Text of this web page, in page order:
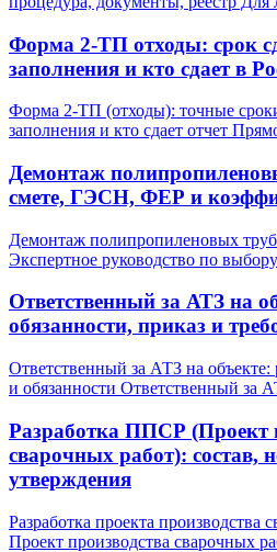
Форма 2-ТП отходы: срок
заполнения и кто сдает в
Форма 2-ТП (отходы): точные
заполнения и кто сдает отчет
Демонтаж
смете, ГЭСН, ФЕР и
Демонтаж полипропиленовых
Экспертное руководство по
Ответственный за АТЗ на
обязанности, приказ и
Ответственный за АТЗ на
и обязанности Ответственный за
Разработка ППСР (Проект
сварочных работ): состав,
утверждения
Разработка проекта
Проект производства сварочных